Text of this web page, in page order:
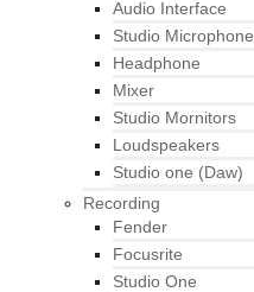
Audio Interface
Studio Microphone
Headphone
Mixer
Studio Mornitors
Loudspeakers
Studio one (Daw)
Recording
Fender
Focusrite
Studio One